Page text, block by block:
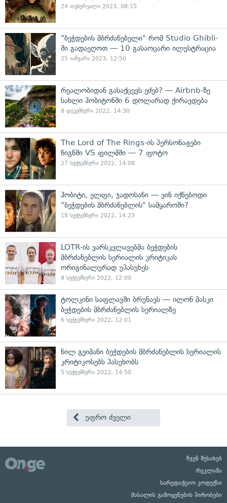
24 თებერვალი 2023, 08:15
"ბეჭდების მბრძანებელი" რომ Studio Ghibli-
ში გადაეღოთ — 10 გასაოცარი ილუსტრაცია
25 იანვარი 2023, 12:50
რეალობიდან გასაქცევს ეძებ? — Airbnb-ზე
სახლი ჰობიტონში 6 დოლარად ქირავდება
8 დეკემბერი 2022, 14:30
The Lord of The Rings-ის პერსონაჟები
წიგნში VS ფილმში — 7 ფოტო
27 სექტემბერი 2022, 14:08
ჰობიტი, ელფი, ჯადოსანი — ვინ იქნებოდი
"ბეჭდების მბრძანებლის" სამყაროში?
18 სექტემბერი 2022, 14:23
LOTR-ის ვარსკვლავებმა ბეჭდების
მბრძანებლის სერიალის კრიტიკას
ორიგინალურად უპასუხეს
8 სექტემბერი 2022, 12:00
ტოლკინი საფლავში ბრუნავს — ილონ მასკი
ბეჭდების მბრძანებლის სერიალზე
6 სექტემბერი 2022, 12:01
ნილ გეიმანი ბეჭდების მბრძანებლის სერიალის
კრიტიკოსებს პასუხობს
5 სექტემბერი 2022, 14:50
უფრო ძველი
ჩვენ შესახებ
რეკლამა
სარედაქციო კოდექსი
მასალის გამოყენების პირობები